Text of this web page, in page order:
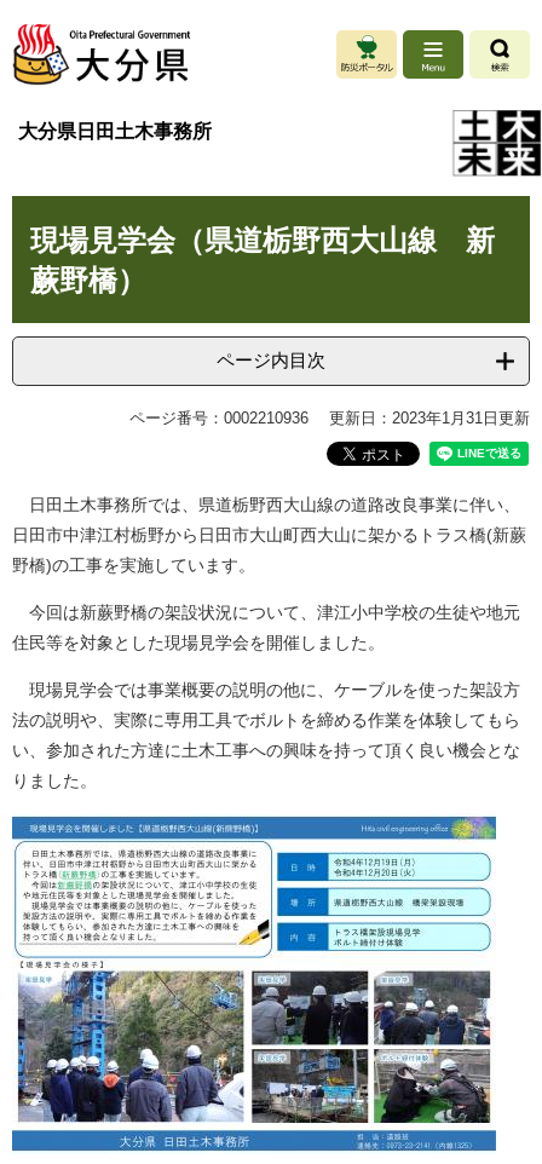
ジ
ュ
大分県日田土木事務所
現場見学会（県道栃野西大山線 新
蕨野橋）
ページ内目次
ページ番号：0002210936 更新日：2023年1月31日更新
日田土木事務所では、県道栃野西大山線の道路改良事業に伴い、
日田市中津江村栃野から日田市大山町西大山に架かるトラス橋(新蕨
野橋)の工事を実施しています。
今回は新蕨野橋の架設状況について、津江小中学校の生徒や地元
住民等を対象とした現場見学会を開催しました。
現場見学会では事業概要の説明の他に、ケーブルを使った架設方
法の説明や、実際に専用工具でボルトを締める作業を体験してもら
い、参加された方達に土木工事への興味を持って頂く良い機会とな
りました。